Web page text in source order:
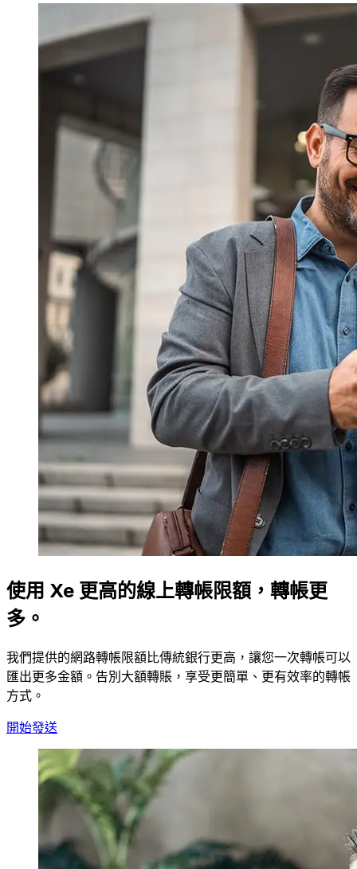
使用 Xe 更高的線上轉帳限額，轉帳更
多。
我們提供的網路轉帳限額比傳統銀行更高，讓您一次轉帳可以
匯出更多金額。告別大額轉賬，享受更簡單、更有效率的轉帳
方式。
開始發送